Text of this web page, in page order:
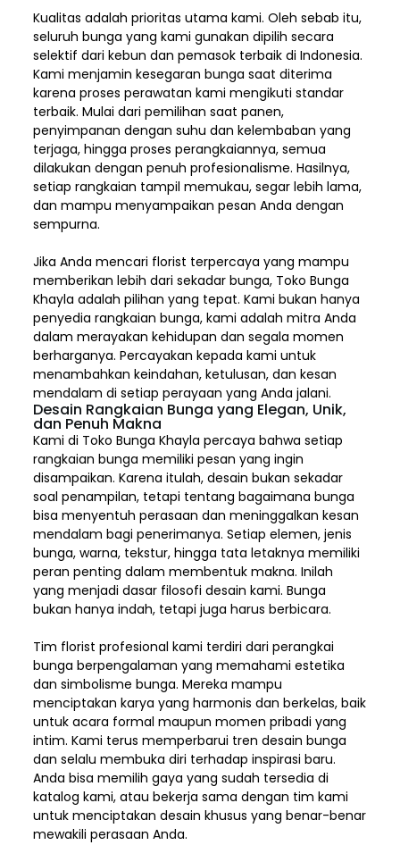
Kualitas adalah prioritas utama kami. Oleh sebab itu,
seluruh bunga yang kami gunakan dipilih secara
selektif dari kebun dan pemasok terbaik di Indonesia.
Kami menjamin kesegaran bunga saat diterima
karena proses perawatan kami mengikuti standar
terbaik. Mulai dari pemilihan saat panen,
penyimpanan dengan suhu dan kelembaban yang
terjaga, hingga proses perangkaiannya, semua
dilakukan dengan penuh profesionalisme. Hasilnya,
setiap rangkaian tampil memukau, segar lebih lama,
dan mampu menyampaikan pesan Anda dengan
sempurna.
Jika Anda mencari florist terpercaya yang mampu
memberikan lebih dari sekadar bunga, Toko Bunga
Khayla adalah pilihan yang tepat. Kami bukan hanya
penyedia rangkaian bunga, kami adalah mitra Anda
dalam merayakan kehidupan dan segala momen
berharganya. Percayakan kepada kami untuk
menambahkan keindahan, ketulusan, dan kesan
mendalam di setiap perayaan yang Anda jalani.
Desain Rangkaian Bunga yang Elegan, Unik,
dan Penuh Makna
Kami di Toko Bunga Khayla percaya bahwa setiap
rangkaian bunga memiliki pesan yang ingin
disampaikan. Karena itulah, desain bukan sekadar
soal penampilan, tetapi tentang bagaimana bunga
bisa menyentuh perasaan dan meninggalkan kesan
mendalam bagi penerimanya. Setiap elemen, jenis
bunga, warna, tekstur, hingga tata letaknya memiliki
peran penting dalam membentuk makna. Inilah
yang menjadi dasar filosofi desain kami. Bunga
bukan hanya indah, tetapi juga harus berbicara.
Tim florist profesional kami terdiri dari perangkai
bunga berpengalaman yang memahami estetika
dan simbolisme bunga. Mereka mampu
menciptakan karya yang harmonis dan berkelas, baik
untuk acara formal maupun momen pribadi yang
intim. Kami terus memperbarui tren desain bunga
dan selalu membuka diri terhadap inspirasi baru.
Anda bisa memilih gaya yang sudah tersedia di
katalog kami, atau bekerja sama dengan tim kami
untuk menciptakan desain khusus yang benar-benar
mewakili perasaan Anda.